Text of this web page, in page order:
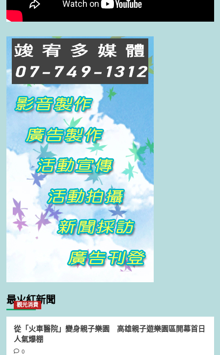
最火紅新聞
觀光消費
從「火車醫院」變身親子樂園 高雄親子遊樂園區開幕首日
人氣爆棚
0